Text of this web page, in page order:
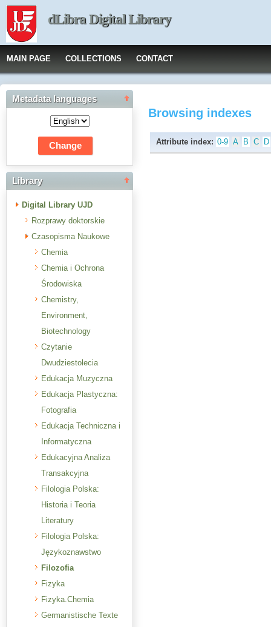
dLibra Digital Library
MAIN PAGE COLLECTIONS CONTACT
Metadata languages
Library
Digital Library UJD
Rozprawy doktorskie
Czasopisma Naukowe
Chemia
Chemia i Ochrona
Środowiska
Chemistry,
Environment,
Biotechnology
Czytanie
Dwudziestolecia
Edukacja Muzyczna
Edukacja Plastyczna:
Fotografia
Edukacja Techniczna i
Informatyczna
Edukacyjna Analiza
Transakcyjna
Filologia Polska:
Historia i Teoria
Literatury
Filologia Polska:
Językoznawstwo
Filozofia
Fizyka
Fizyka.Chemia
Germanistische Texte
Browsing indexes
Attribute index: 0-9 A B C D